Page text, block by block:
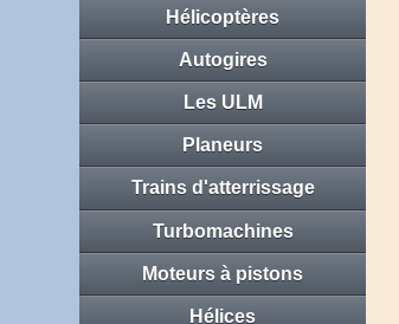
Hélicoptères
Autogires
Les ULM
Planeurs
Trains d'atterrissage
Turbomachines
Moteurs à pistons
Hélices